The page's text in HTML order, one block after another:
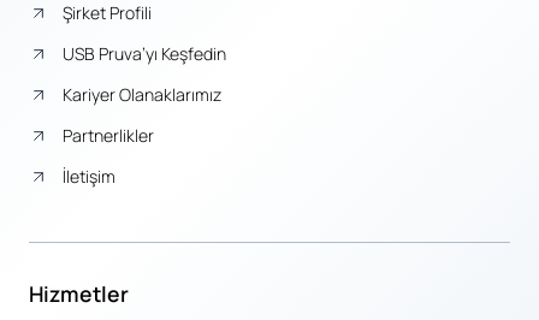
Şirket Profili
USB Pruva’yı Keşfedin
Kariyer Olanaklarımız
Partnerlikler
İletişim
Hizmetler